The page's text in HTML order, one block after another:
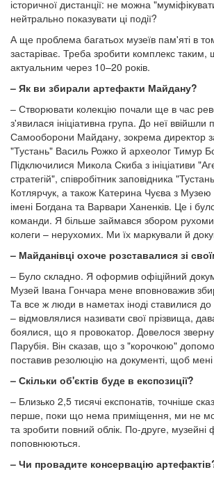
історичної дистанції: не можна
нейтрально показувати ці події?
А ще проблема багатьох музеїв пам'яті в
застаріває. Треба зробити комплекс
актуальним через 10–20 років.
– Як ви збирали артефакти Майдану?
– Створювати колекцію почали ще в час
з'явилася ініціативна група. До неї ввійшли
Самооборони Майдану, зокрема директор
"Тустань" Василь Рожко й археолог Тимур
Підключилися Микола Скиба з ініціативи
стратегій", співробітник заповідника
Котлярчук, а також Катерина Чуєва з Музею
імені Богдана та Варвари Ханенків. Це і
команди. Я більше займався збором
колеги – нерухомих. Ми їх маркували й
– Майданівці охоче розставалися зі
– Було складно. Я оформив офіційний
Музей Івана Гончара мене вповноважив
Та все ж люди в наметах іноді ставилися до
– відмовлялися називати свої прізвища,
боялися, що я провокатор. Довелося
Парубія. Він сказав, що з "корочкою"
поставив резолюцію на документі, щоб
– Скільки об'єктів буде в експозиції?
– Близько 2,5 тисячі експонатів, точніше
перше, поки що нема приміщення, ми не
та зробити повний облік. По-друге, музейні
поповнюються.
– Чи провадите консервацію